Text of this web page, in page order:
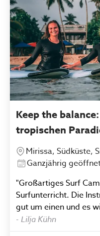
Keep the
tropischen
Mirissa, Südküste,
Ganzjährig
"Großartiges Surf
Surfunterricht. Die
gut um einen und es
gelegt, dass man
an sich ist
- Lilja Kühn